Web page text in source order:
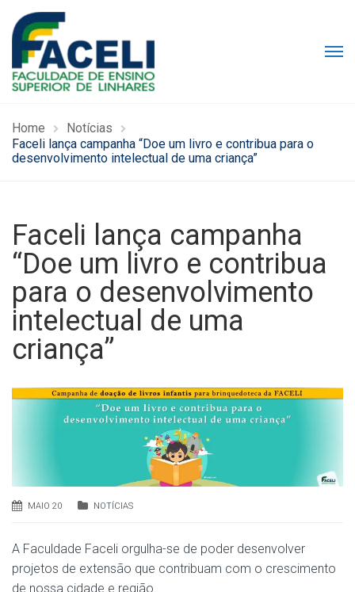
Home
Notícias
Faceli lança campanha “Doe um livro e contribua para o
desenvolvimento intelectual de uma criança”
Faceli lança campanha
“Doe um livro e contribua
para o desenvolvimento
intelectual de uma
criança”
MAIO 20 NOTÍCIAS
A Faculdade Faceli orgulha-se de poder desenvolver
projetos de extensão que contribuam com o crescimento
de nossa cidade e região.